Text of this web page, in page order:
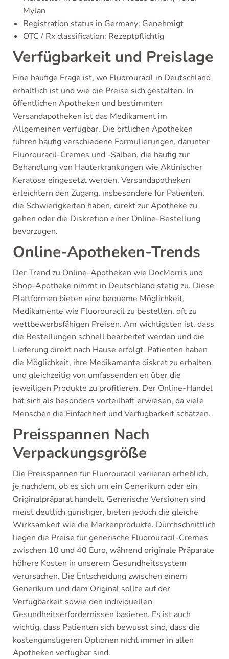
Mylan
Registration status in Germany: Genehmigt
OTC / Rx classification: Rezeptpflichtig
Verfügbarkeit und Preislage
Eine häufige Frage ist, wo Fluorouracil in Deutschland
erhältlich ist und wie die Preise sich gestalten. In
öffentlichen Apotheken und bestimmten
Versandapotheken ist das Medikament im
Allgemeinen verfügbar. Die örtlichen Apotheken
führen häufig verschiedene Formulierungen, darunter
Fluorouracil-Cremes und -Salben, die häufig zur
Behandlung von Hauterkrankungen wie Aktinischer
Keratose eingesetzt werden. Versandapotheken
erleichtern den Zugang, insbesondere für Patienten,
die Schwierigkeiten haben, direkt zur Apotheke zu
gehen oder die Diskretion einer Online-Bestellung
bevorzugen.
Online-Apotheken-Trends
Der Trend zu Online-Apotheken wie DocMorris und
Shop-Apotheke nimmt in Deutschland stetig zu. Diese
Plattformen bieten eine bequeme Möglichkeit,
Medikamente wie Fluorouracil zu bestellen, oft zu
wettbewerbsfähigen Preisen. Am wichtigsten ist, dass
die Bestellungen schnell bearbeitet werden und die
Lieferung direkt nach Hause erfolgt. Patienten haben
die Möglichkeit, ihre Medikamente diskret zu erhalten
und gleichzeitig von umfassenden en über die
jeweiligen Produkte zu profitieren. Der Online-Handel
hat sich als besonders vorteilhaft erwiesen, da viele
Menschen die Einfachheit und Verfügbarkeit schätzen.
Preisspannen Nach
Verpackungsgröße
Die Preisspannen für Fluorouracil variieren erheblich,
je nachdem, ob es sich um ein Generikum oder ein
Originalpräparat handelt. Generische Versionen sind
meist deutlich günstiger, bieten jedoch die gleiche
Wirksamkeit wie die Markenprodukte. Durchschnittlich
liegen die Preise für generische Fluorouracil-Cremes
zwischen 10 und 40 Euro, während originale Präparate
höhere Kosten in unserem Gesundheitssystem
verursachen. Die Entscheidung zwischen einem
Generikum und dem Original sollte auf der
Verfügbarkeit sowie den individuellen
Gesundheitserfordernissen basieren. Es ist auch
wichtig, dass Patienten sich bewusst sind, dass die
kostengünstigeren Optionen nicht immer in allen
Apotheken verfügbar sind.